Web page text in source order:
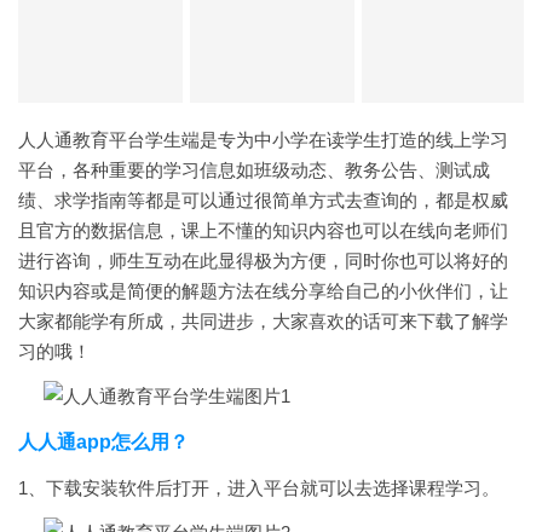
人人通教育平台学生端是专为中小学在读学生打造的线上学习
平台，各种重要的学习信息如班级动态、教务公告、测试成
绩、求学指南等都是可以通过很简单方式去查询的，都是权威
且官方的数据信息，课上不懂的知识内容也可以在线向老师们
进行咨询，师生互动在此显得极为方便，同时你也可以将好的
知识内容或是简便的解题方法在线分享给自己的小伙伴们，让
大家都能学有所成，共同进步，大家喜欢的话可来下载了解学
习的哦！
人人通app怎么用？
1、下载安装软件后打开，进入平台就可以去选择课程学习。